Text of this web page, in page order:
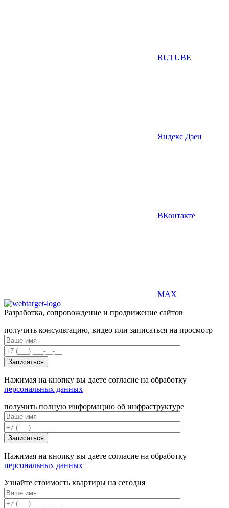
RUTUBE
Яндекс Дзен
ВКонтакте
MAX
Разработка, сопровождение и продвижение сайтов
получить консультацию, видео или записаться на просмотр
Нажимая на кнопку вы даете согласие на обработку
персональных данных
получить полную информацию об инфраструктуре
Нажимая на кнопку вы даете согласие на обработку
персональных данных
Узнайте стоимость квартиры на сегодня